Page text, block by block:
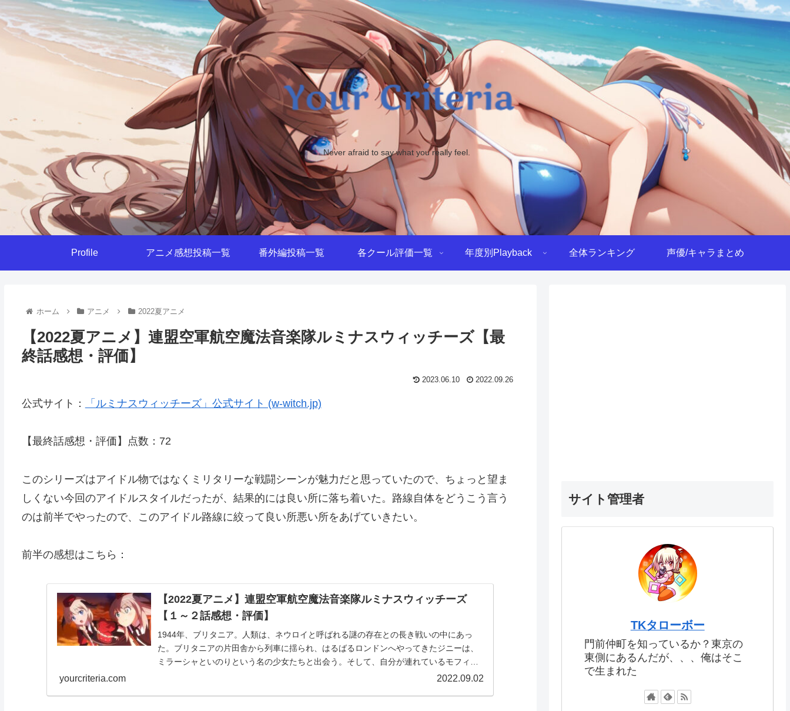
Never afraid to say what you really feel.
Profile アニメ感想投稿一覧 番外編投稿一覧 各クール評価一覧 年度別Playback 全体ランキング 声優/キャラまとめ
ホーム アニメ 2022夏アニメ
【2022夏アニメ】連盟空軍航空魔法音楽隊ルミナスウィッチーズ【最
終話感想・評価】
2023.06.10 2022.09.26
公式サイト： 「ルミナスウィッチーズ」公式サイト (w-witch.jp)
【最終話感想・評価】点数：72
このシリーズはアイドル物ではなくミリタリーな戦闘シーンが魅力だと思っていたので、ちょっと望ま
しくない今回のアイドルスタイルだったが、結果的には良い所に落ち着いた。路線自体をどうこう言う
のは前半でやったので、このアイドル路線に絞って良い所悪い所をあげていきたい。
前半の感想はこちら：
【2022夏アニメ】連盟空軍航空魔法音楽隊ルミナスウィッチーズ
【１～２話感想・評価】
1944年、ブリタニア。人類は、ネウロイと呼ばれる謎の存在との長き戦いの中にあっ
た。ブリタニアの片田舎から列車に揺られ、はるばるロンドンへやってきたジニーは、
ミラーシャといのりという名の少女たちと出会う。そして、自分が連れているモフィ
が、ウイッチにしか見えない「使い魔」であることを知って驚くのだった。その頃、侵
yourcriteria.com 2022.09.02
サイト管理者
TKタローボー
門前仲町を知っているか？東京の
東側にあるんだが、、、俺はそこ
で生まれた